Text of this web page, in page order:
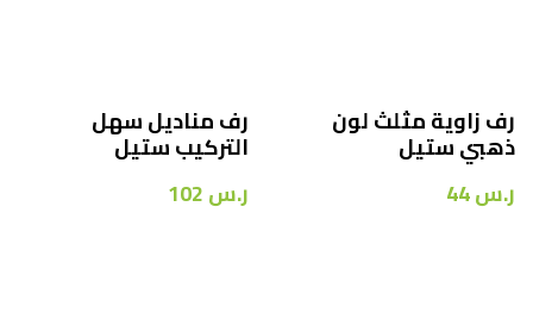
رف زاوية مثلث لون
ذهبي ستيل
ر.س44
رف مناديل سهل
التركيب ستيل
ر.س102